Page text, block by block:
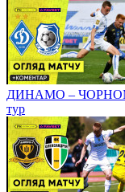
ДИНАМО –
тур